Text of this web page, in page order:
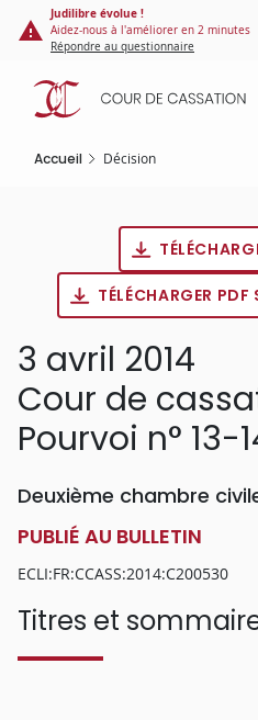
Panneau de gestion des cookies
contenu
principal
Judilibre évolue !
Aidez-nous à l'améliorer en 2 minutes
Répondre au questionnaire
Accueil Décision
TÉLÉCHARGER
3 avril 2014
Cour de
Pourvoi n° 13-
Deuxième chambre
PUBLIÉ AU BULLETIN
ECLI:FR:CCASS:2014:C200530
Titres et